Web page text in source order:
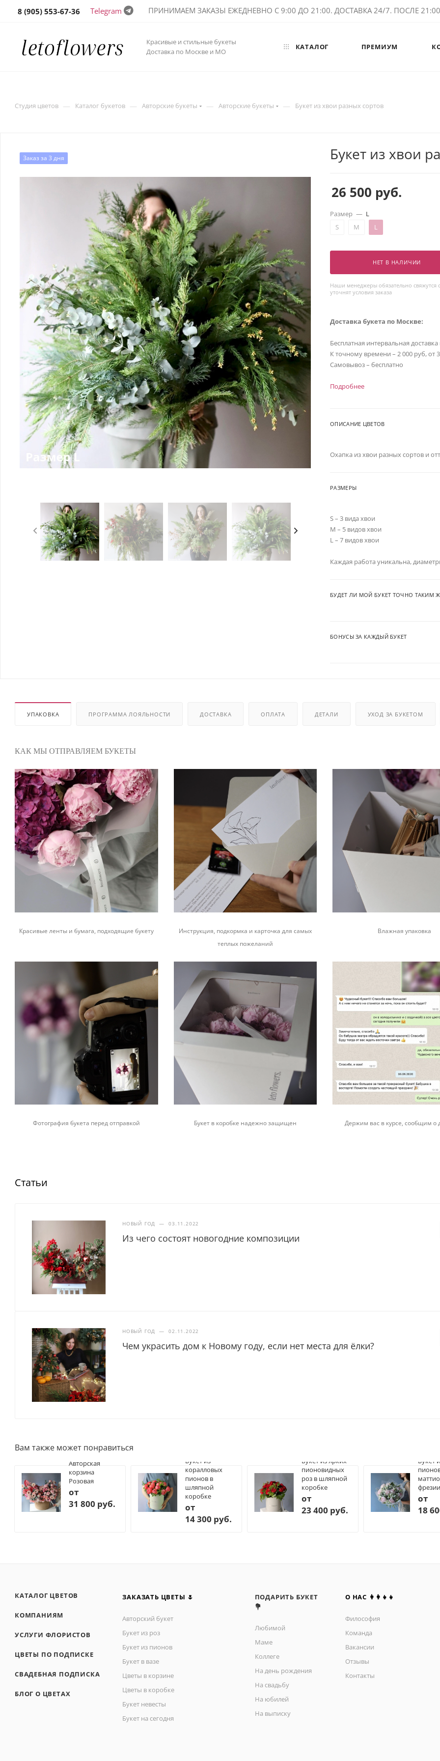
8 (905) 553-67-36 Telegram ПРИНИМАЕМ ЗАКАЗЫ ЕЖЕДНЕВНО С 9:00 ДО 21:00. ДОСТАВКА 24/7. ПОСЛЕ 21:00
Красивые и стильные букеты
Доставка по Москве и МО
КАТАЛОГ ПРЕМИУМ
Студия цветов — Каталог букетов — Авторские букеты — Авторские букеты — Букет из хвои разных сортов
Заказ за 3 дня Букет из хвои
26 500 руб.
Размер — L
S
M L
НЕТ В НАЛИЧИИ
Наши менеджеры обязательно свяжутся
уточнят условия заказа
Доставка букета по Москве:
Бесплатная интервальная
К точному времени – 2 000 руб, от
Самовывоз – бесплатно
Подробнее
ОПИСАНИЕ ЦВЕТОВ
Охапка из хвои разных сортов и
РАЗМЕРЫ
S – 3 вида хвои
M – 5 видов хвои
L – 7 видов хвои
Каждая работа уникальна,
БУДЕТ ЛИ МОЙ БУКЕТ ТОЧНО ТАКИМ
БОНУСЫ ЗА КАЖДЫЙ БУКЕТ
УПАКОВКА ПРОГРАММА ЛОЯЛЬНОСТИ ДОСТАВКА ОПЛАТА ДЕТАЛИ УХОД ЗА БУКЕТОМ
КАК МЫ ОТПРАВЛЯЕМ БУКЕТЫ
Красивые ленты и бумага, подходящие букету
Инструкция, подкормка и карточка для самых
теплых пожеланий
Влажная упаковка
Фотография букета перед отправкой Букет в коробке надежно защищен Держим вас в курсе, сообщим о
Статьи
НОВЫЙ ГОД — 03.11.2022
Из чего состоят новогодние композиции
НОВЫЙ ГОД — 02.11.2022
Чем украсить дом к Новому году, если нет места для ёлки?
Вам также может понравиться
Авторская
корзина
Розовая
от
31 800 руб.
Букет из
коралловых
пионов в
шляпной
коробке
от
14 300 руб.
Букет из ярких
пионовидных
роз в шляпной
коробке
от
23 400 руб.
Букет
фрезии
от
18
КАТАЛОГ ЦВЕТОВ
КОМПАНИЯМ
УСЛУГИ ФЛОРИСТОВ
ЦВЕТЫ ПО ПОДПИСКЕ
СВАДЕБНАЯ ПОДПИСКА
БЛОГ О ЦВЕТАХ
ЗАКАЗАТЬ ЦВЕТЫ 🌷
Авторский букет
Букет из роз
Букет из пионов
Букет в вазе
Цветы в корзине
Цветы в коробке
Букет невесты
Букет на сегодня
ПОДАРИТЬ БУКЕТ
💐
Любимой
Маме
Коллеге
На день рождения
На свадьбу
На юбилей
На выписку
О НАС 👩‍👩‍👧‍👧
Философия
Команда
Вакансии
Отзывы
Контакты